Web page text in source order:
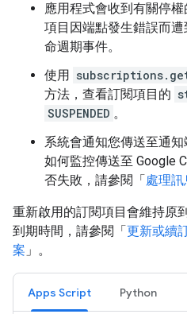
應用程式會收到有關停權
項目因端點發生錯誤而
命週期事件。
使用
方法，查看訂閱項目的
SUSPENDED 。
系統會通知您傳送至通
如何監控傳送至 Google
否失敗，請參閱「處理
重新啟用的訂閱項目會維持原
到期時間，請參閱「更新或續
案 」。
Apps Script Python